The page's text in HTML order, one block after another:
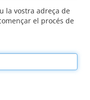
la vostra adreça de
el procés de